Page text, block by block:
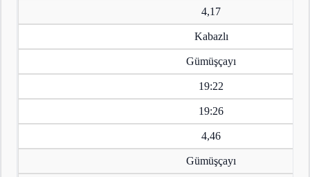
4,17
Kabazlı
Gümüşçayı
19:22
19:26
4,46
Gümüşçayı